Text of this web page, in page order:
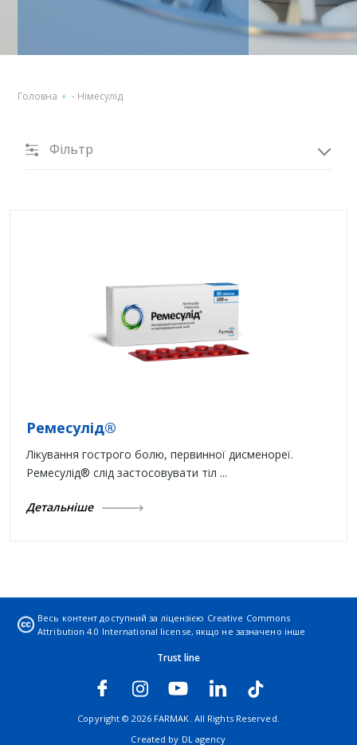
Головна - Німесулід
Фільтр
Ремесулід®
Лікування гострого болю, первинної дисменореї.
Ремесулід® слід застосовувати тіл ...
Детальніше
Весь контент доступний за ліцензією Creative Commons
Attribution 4.0 International license, якщо не зазначено інше
Trust line
Copyright © 2026 FARMAK. All Rights Reserved.
Created by DL agency